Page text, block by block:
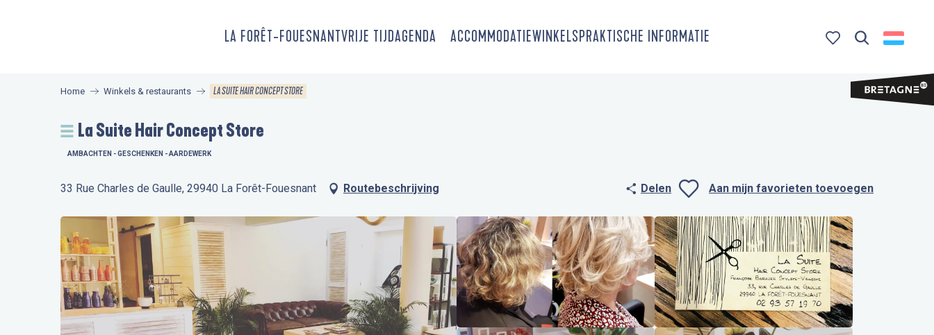
LA FORÊT-FOUESNANTVRIJE TIJDAGENDA ACCOMMODATIEWINKELSPRAKTISCHE INFORMATIE
Home Winkels & restaurants LA SUITE HAIR CONCEPT STORE
La Suite Hair Concept Store
AMBACHTEN - GESCHENKEN - AARDEWERK
33 Rue Charles de Gaulle, 29940 La Forêt-Fouesnant Routebeschrijving Delen
Ajouter aux
Aan mijn favorieten toevoegen